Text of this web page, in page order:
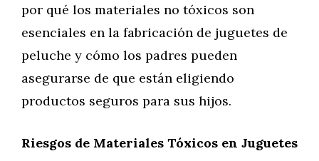
por qué los materiales no tóxicos son
esenciales en la fabricación de juguetes de
peluche y cómo los padres pueden
asegurarse de que están eligiendo
productos seguros para sus hijos.
Riesgos de Materiales Tóxicos en Juguetes